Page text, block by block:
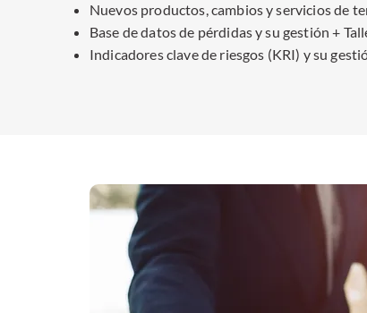
Nuevos productos, cambios y servicios de
Base de datos de pérdidas y su gestión +
Indicadores clave de riesgos (KRI) y su